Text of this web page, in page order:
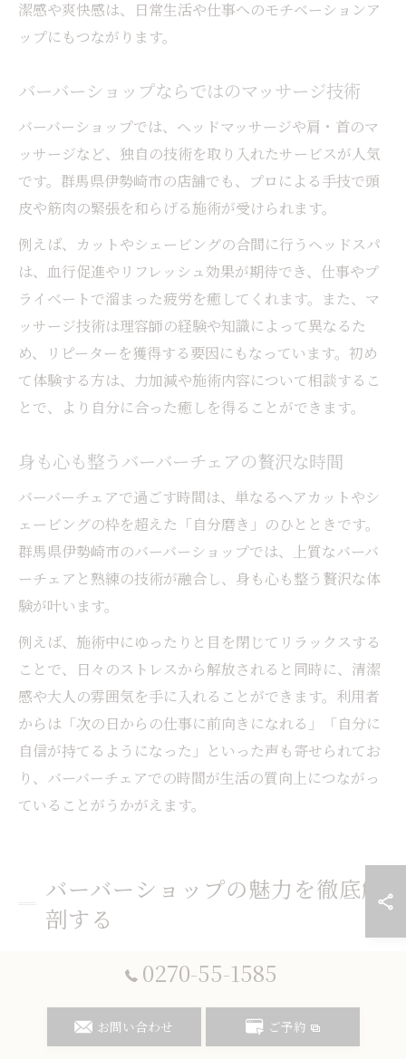
潔感や爽快感は、日常生活や仕事へのモチベーションア
ップにもつながります。
バーバーショップならではのマッサージ技術
バーバーショップでは、ヘッドマッサージや肩・首のマ
ッサージなど、独自の技術を取り入れたサービスが人気
です。群馬県伊勢崎市の店舗でも、プロによる手技で頭
皮や筋肉の緊張を和らげる施術が受けられます。
例えば、カットやシェービングの合間に行うヘッドスパ
は、血行促進やリフレッシュ効果が期待でき、仕事やプ
ライベートで溜まった疲労を癒してくれます。また、マ
ッサージ技術は理容師の経験や知識によって異なるた
め、リピーターを獲得する要因にもなっています。初め
て体験する方は、力加減や施術内容について相談するこ
とで、より自分に合った癒しを得ることができます。
身も心も整うバーバーチェアの贅沢な時間
バーバーチェアで過ごす時間は、単なるヘアカットやシ
ェービングの枠を超えた「自分磨き」のひとときです。
群馬県伊勢崎市のバーバーショップでは、上質なバーバ
ーチェアと熟練の技術が融合し、身も心も整う贅沢な体
験が叶います。
例えば、施術中にゆったりと目を閉じてリラックスする
ことで、日々のストレスから解放されると同時に、清潔
感や大人の雰囲気を手に入れることができます。利用者
からは「次の日からの仕事に前向きになれる」「自分に
自信が持てるようになった」といった声も寄せられてお
り、バーバーチェアでの時間が生活の質向上につながっ
ていることがうかがえます。
バーバーショップの魅力を徹底解
剖する
バーバーショップが人気を集める理由を解説
出やサービス内容で、群馬県伊勢崎市でも注目を集めて
0270-55-1585
お問い合わせ ご予約